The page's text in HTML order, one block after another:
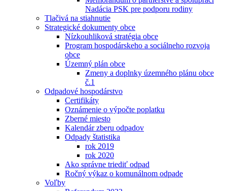
Nadácia PSK pre podporu rodiny
Tlačivá na stiahnutie
Strategické dokumenty obce
Nízkouhliková stratégia obce
Program hospodárskeho a sociálneho rozvoja
obce
Územný plán obce
Zmeny a doplnky územného plánu obce
č.1
Odpadové hospodárstvo
Certifikáty
Oznámenie o výpočte poplatku
Zberné miesto
Kalendár zberu odpadov
Odpady štatistika
rok 2019
rok 2020
Ako správne triediť odpad
Ročný výkaz o komunálnom odpade
Voľby